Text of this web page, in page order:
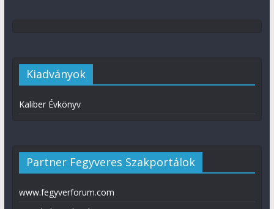
Kiadványok
Kaliber Évkönyv
Partner Fegyveres Szakportálok
www.fegyverforum.com